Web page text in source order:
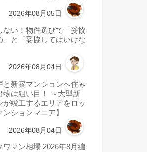
2026年08月05日
ない！物件選びで「妥協
」と「妥協してはいけな
2026年08月04日
と新築マンションへ住み
物は狙い目！ ～大型新
が竣工するエリアをロッ
ションマニア】
2026年08月04日
ワマン相場 2026年8月編